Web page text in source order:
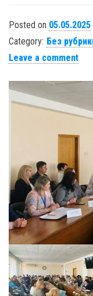
Posted on 05.05.2025
Category: Без
Leave a comment